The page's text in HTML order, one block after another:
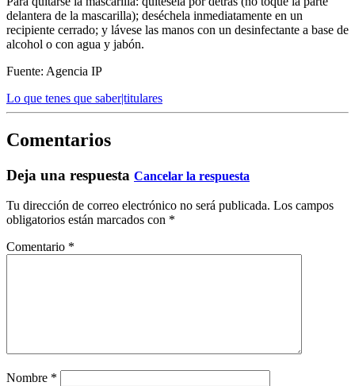
delantera de la mascarilla); deséchela inmediatamente en un
recipiente cerrado; y lávese las manos con un desinfectante a base de
alcohol o con agua y jabón.
Fuente: Agencia IP
Lo que tenes que saber|titulares
Comentarios
Deja una respuesta Cancelar la respuesta
Tu dirección de correo electrónico no será publicada. Los campos
obligatorios están marcados con *
Comentario *
Nombre *